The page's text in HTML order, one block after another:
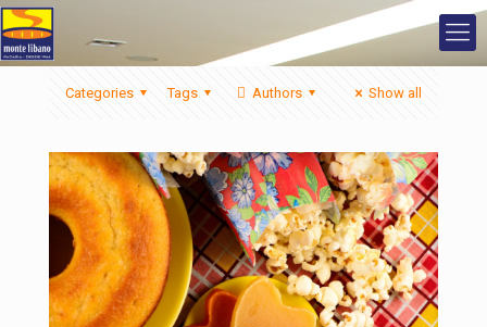
Categories Tags Authors Show all